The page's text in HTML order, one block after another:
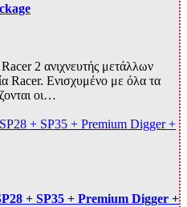
2 ανιχνευτής μετάλλων
Racer. Ενισχυμένο με όλα τα
οι…
+ SP35 + Premium Digger +